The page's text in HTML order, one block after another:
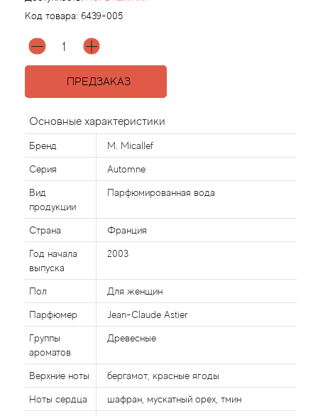
Код товара: 6439-005
ПРЕДЗАКАЗ
Основные характеристики
Бренд M. Micallef
Серия Automne
Вид
продукции
Парфюмированная вода
Страна Франция
Год начала
выпуска
2003
Пол Для женщин
Парфюмер Jean-Claude Astier
Группы
ароматов
Древесные
Верхние ноты бергамот, красные ягоды
Ноты сердца шафран, мускатный орех, тмин
Agonist
Aigner
Ajmal
Al Haramain
Al Jazeera
Alaia Paris
Alexander McQueen
Alexandre Barthet
Alexandre J
Alfred Dunhill